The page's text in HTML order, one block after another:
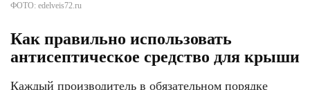
ФОТО: edelveis72.ru
Как правильно использовать
антисептическое средство для крыши
Каждый производитель в обязательном порядке